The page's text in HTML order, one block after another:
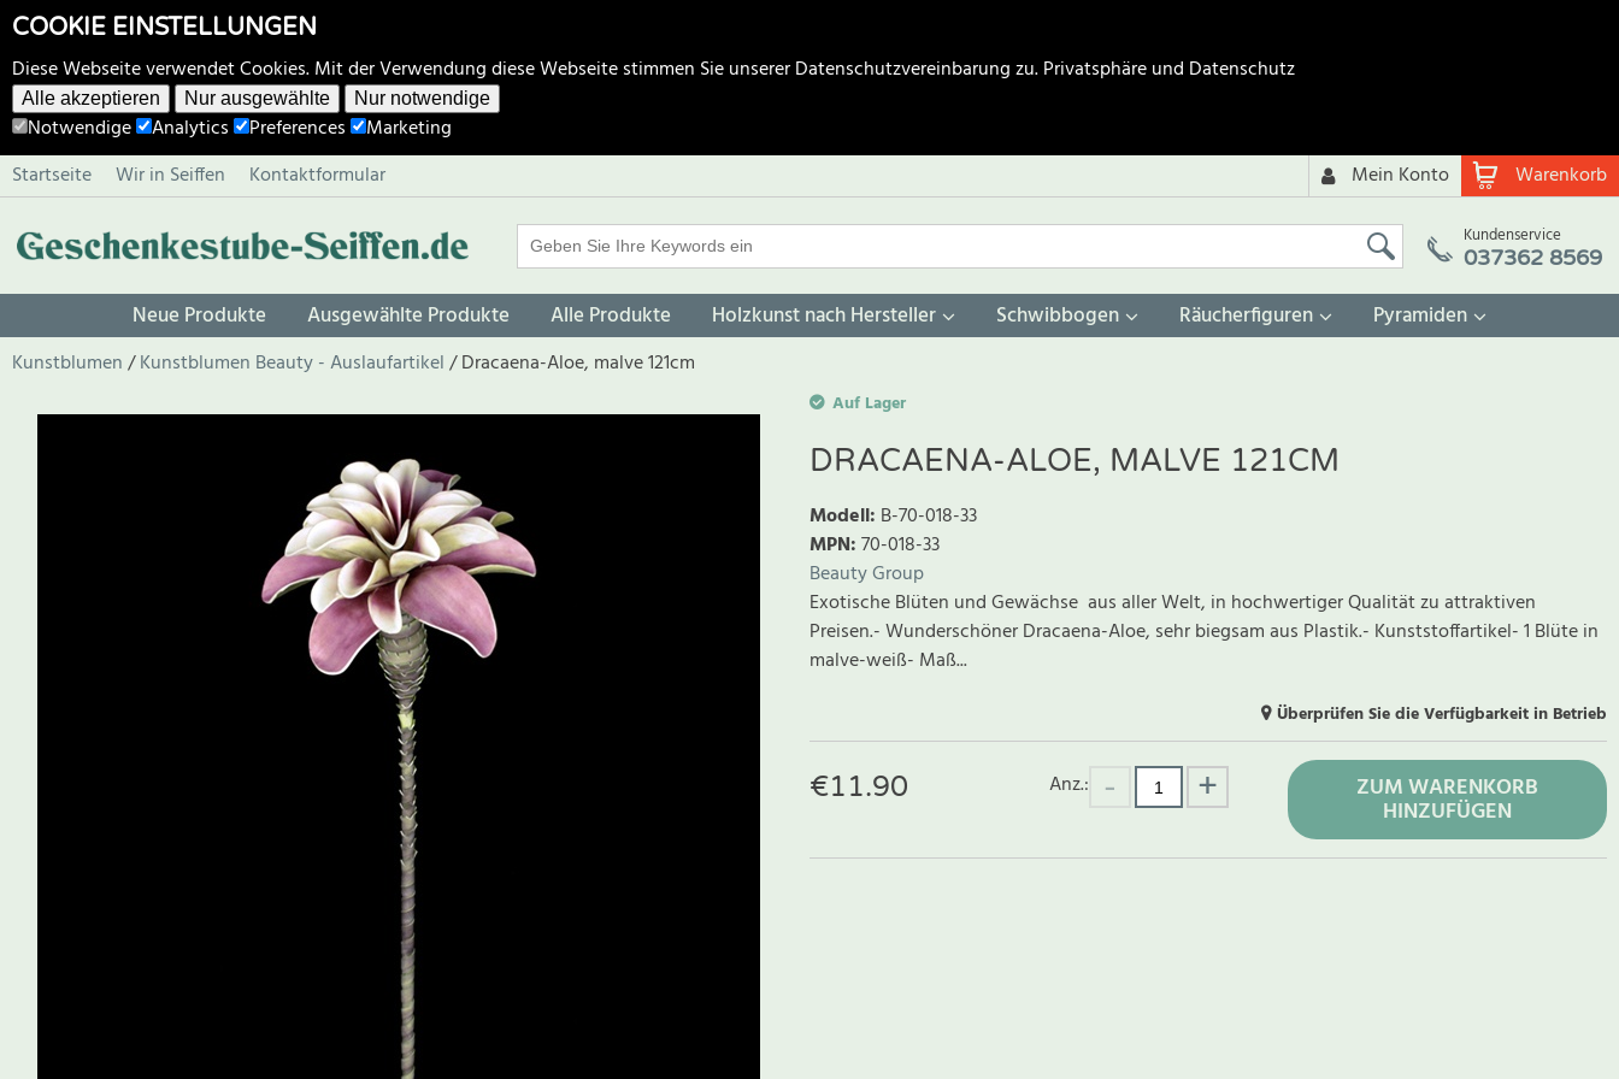
COOKIE EINSTELLUNGEN
Diese Webseite verwendet Cookies. Mit der Verwendung diese Webseite stimmen Sie unserer Datenschutzvereinbarung zu.Privatsphäre und Datenschutz
Alle akzeptieren Nur ausgewählte Nur notwendige
Notwendige Analytics Preferences
Marketing
Startseite
Wir in Seiffen Kontaktformular Warenkorb
Mein Konto
Kundenservice
037362 8569
Neue Produkte Ausgewählte Produkte Alle Produkte Holzkunst nach Hersteller Schwibbogen Räucherfiguren Pyramiden
Kunstblumen Kunstblumen Beauty - Auslaufartikel Dracaena-Aloe, malve 121cm
Auf Lager
DRACAENA-ALOE, MALVE 121CM
Modell: B-70-018-33
MPN:70-018-33
Beauty Group
Exotische Blüten und Gewächse aus aller Welt, in hochwertiger Qualität zu attraktiven
Preisen.- Wunderschöner Dracaena-Aloe, sehr biegsam aus Plastik.- Kunststoffartikel- 1 Blüte in
malve-weiß- Maß...
Überprüfen Sie die Verfügbarkeit in Betrieb
€11.90 Anz.: ZUM WARENKORB
HINZUFÜGEN